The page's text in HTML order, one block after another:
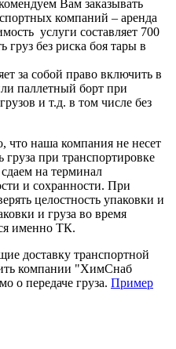
Вам заказывать
компаний – аренда
услуги составляет 700
без риска боя тары в
за собой право включить в
паллетный борт при
и т.д. в том числе без
наша компания не несет
груза при транспортировке
на терминал
и сохранности. При
целостность упаковки и
и груза во время
именно ТК.
доставку транспортной
компании "ХимСнаб
о передаче груза. Пример